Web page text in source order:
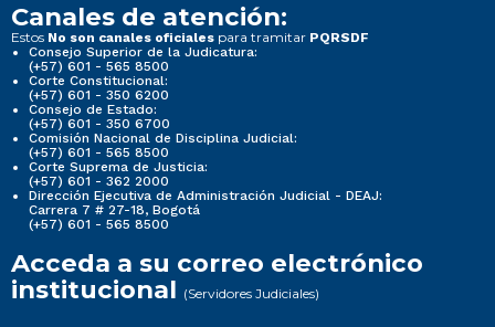
Canales de atención:
Estos No son canales oficiales para tramitar PQRSDF
Consejo Superior de la Judicatura:
(+57) 601 - 565 8500
Corte Constitucional:
(+57) 601 - 350 6200
Consejo de Estado:
(+57) 601 - 350 6700
Comisión Nacional de Disciplina Judicial:
(+57) 601 - 565 8500
Corte Suprema de Justicia:
(+57) 601 - 362 2000
Dirección Ejecutiva de Administración Judicial - DEAJ:
Carrera 7 # 27-18, Bogotá
(+57) 601 - 565 8500
Acceda a su correo electrónico
institucional (Servidores Judiciales)